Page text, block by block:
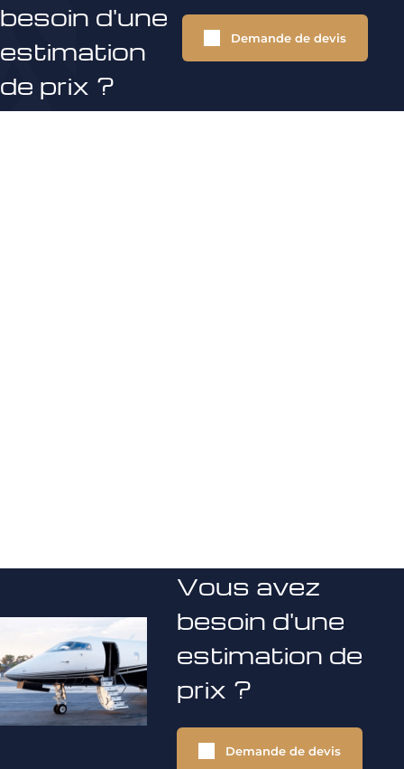
besoin d'une
estimation
de prix ?
Demande de devis
Vous avez
besoin d'une
estimation de
prix ?
Demande de devis